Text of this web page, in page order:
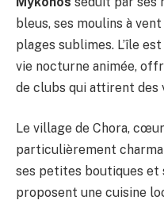
bleus, ses moulins à
plages sublimes. L’île
vie nocturne animée,
de clubs qui attirent des
Le village de Chora,
particulièrement
ses petites boutiques et
proposent une cuisine